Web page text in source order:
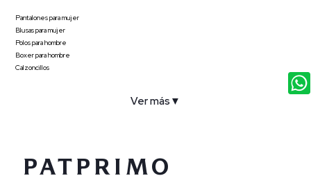
Pantalones para mujer
Blusas para mujer
Polos para hombre
Boxer para hombre
Calzoncillos
Ver más ▼